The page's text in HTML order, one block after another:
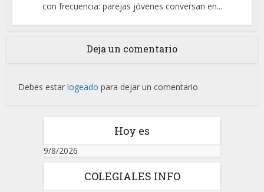
con frecuencia: parejas jóvenes conversan en...
Deja un comentario
Debes estarlogeado para dejar un comentario
Hoy es
9/8/2026
COLEGIALES INFO